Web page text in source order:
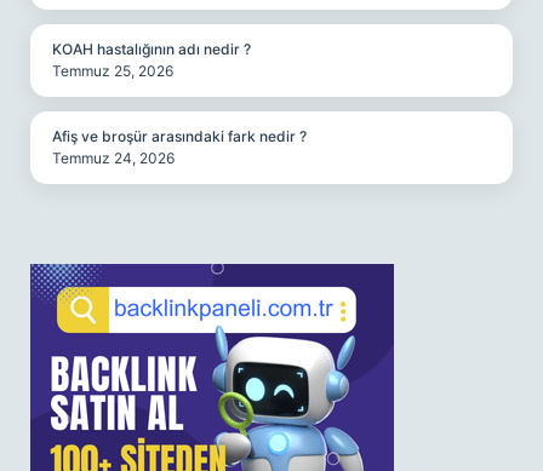
KOAH hastalığının adı nedir ?
Temmuz 25, 2026
Afiş ve broşür arasındaki fark nedir ?
Temmuz 24, 2026